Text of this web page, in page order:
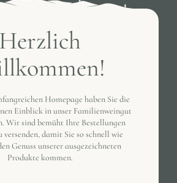
Herzlich
Homepage haben Sie die
Einblick in unser Familienweingut
Wir sind bemüht Ihre Bestellungen
versenden, damit Sie so schnell wie
Genuss unserer ausgezeichneten
Produkte kommen.